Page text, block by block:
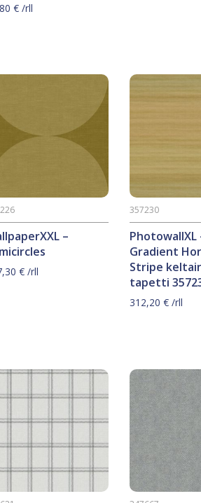
€/rll
–
€/rll
PhotowallXL
Gradient
Stripe
tapetti
357230
312,20 €/rll